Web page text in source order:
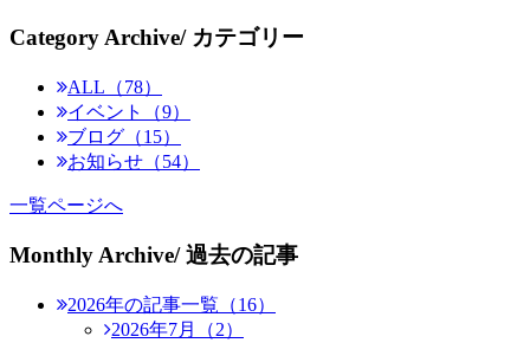
Category Archive/ カテゴリー
ALL（78）
イベント（9）
ブログ（15）
お知らせ（54）
一覧ページへ
Monthly Archive/ 過去の記事
2026年の記事一覧（16）
2026年7月（2）